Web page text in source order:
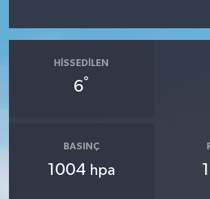
HISSEDILEN
6°
BASINÇ
1004 hpa